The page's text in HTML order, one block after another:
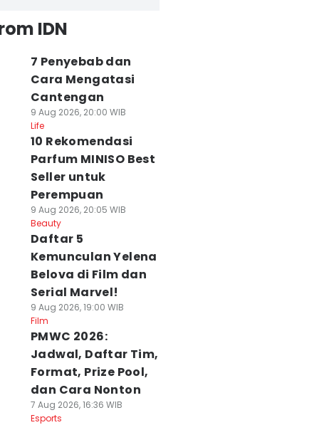
IDN
7 Penyebab dan
Cara Mengatasi
Cantengan
9 Aug 2026, 20:00 WIB
Life
10 Rekomendasi
Parfum MINISO Best
Seller untuk
Perempuan
9 Aug 2026, 20:05 WIB
Beauty
Daftar 5
Kemunculan Yelena
Belova di Film dan
Serial Marvel!
9 Aug 2026, 19:00 WIB
Film
PMWC 2026:
Jadwal, Daftar Tim,
Format, Prize Pool,
dan Cara Nonton
7 Aug 2026, 16:36 WIB
Esports